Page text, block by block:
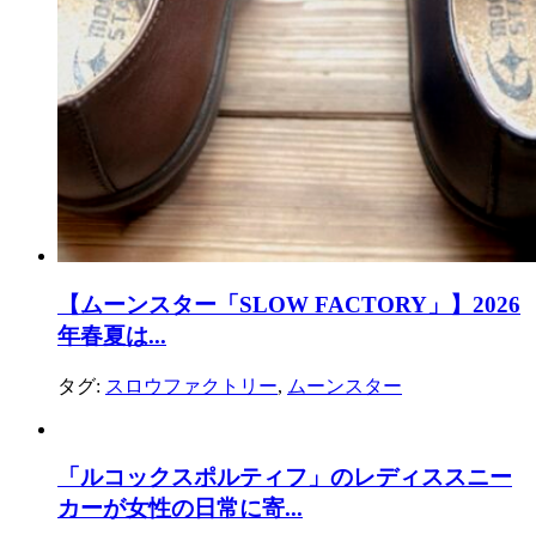
【ムーンスター「SLOW FACTORY」】2026
年春夏は...
タグ: スロウファクトリー, ムーンスター
「ルコックスポルティフ」のレディススニー
カーが女性の日常に寄...